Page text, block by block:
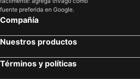
fuente preferida en Google.
Compañía
Nuestros productos
Términos y políticas